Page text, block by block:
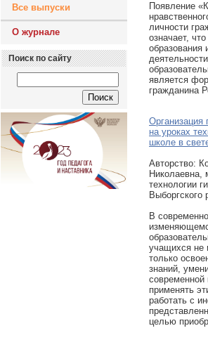
Все выпуски
О журнале
Поиск по сайту
Появление
личности
означает,
образования
является
гражданина
Организация
на уроках
школе в
Авторcтво:
Николаевна,
технологии
Выборгского
В
учащихся не
только
знаний,
применять
работать с
целью